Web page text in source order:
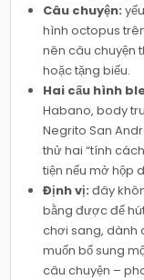
Câu chuyện:
hình octopus
nên câu chuyện
hoặc tặng biếu.
Hai cấu hình
Habano, body
Negrito San
thử hai “tính
tiện nếu mở hộp
Định vị: đây
bằng được để
chơi sang, dành
muốn bổ sung
câu chuyện –